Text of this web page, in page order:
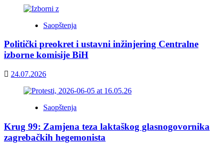
Saopštenja
Politički preokret i ustavni inžinjering Centralne
izborne komisije BiH
24.07.2026
Saopštenja
Krug 99: Zamjena teza laktaškog glasnogovornika
zagrebačkih hegemonista